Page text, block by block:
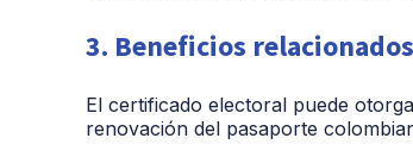
3. Beneficios
El certificado electoral puede
renovación del pasaporte